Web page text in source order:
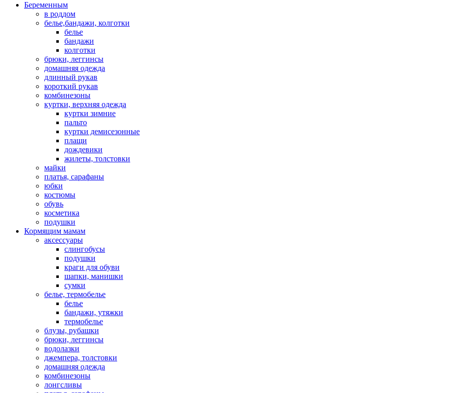
Беременным
в роддом
белье,бандажи, колготки
белье
бандажи
колготки
брюки, леггинсы
домашняя одежда
длинный рукав
короткий рукав
комбинезоны
куртки, верхняя одежда
куртки зимние
пальто
куртки демисезонные
плащи
дождевики
жилеты, толстовки
майки
платья, сарафаны
юбки
костюмы
обувь
косметика
подушки
Кормящим мамам
аксессуары
слингобусы
подушки
краги для обуви
шапки, манишки
сумки
белье, термобелье
белье
бандажи, утяжки
термобелье
блузы, рубашки
брюки, леггинсы
водолазки
джемпера, толстовки
домашняя одежда
комбинезоны
лонгсливы